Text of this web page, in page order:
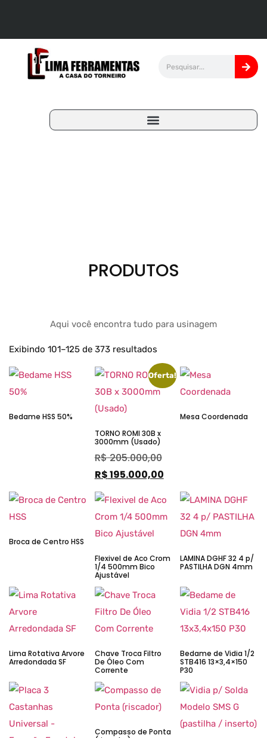
PRODUTOS
Aqui você encontra tudo para usinagem
Exibindo 101–125 de 373 resultados
Bedame HSS 50%
Oferta!
TORNO ROMI 30B x
3000mm (Usado)
R$205.000,00
R$195.000,00
Mesa Coordenada
Broca de Centro HSS
Flexivel de Aco Crom
1/4 500mm Bico
Ajustável
LAMINA DGHF 32 4 p/
PASTILHA DGN 4mm
Lima Rotativa Arvore
Arredondada SF
Chave Troca Filtro
De Óleo Com
Corrente
Bedame de Vidia 1/2
STB416 13×3,4×150
P30
Compasso de Ponta